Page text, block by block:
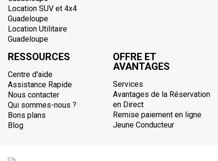
Location SUV et 4x4
Guadeloupe
Location Utilitaire
Guadeloupe
RESSOURCES
Centre d'aide
Assistance Rapide
Nous contacter
Qui sommes-nous ?
Bons plans
Blog
OFFRE ET
AVANTAGES
Services
Avantages de la Réservation
en Direct
Remise paiement en ligne
Jeune Conducteur